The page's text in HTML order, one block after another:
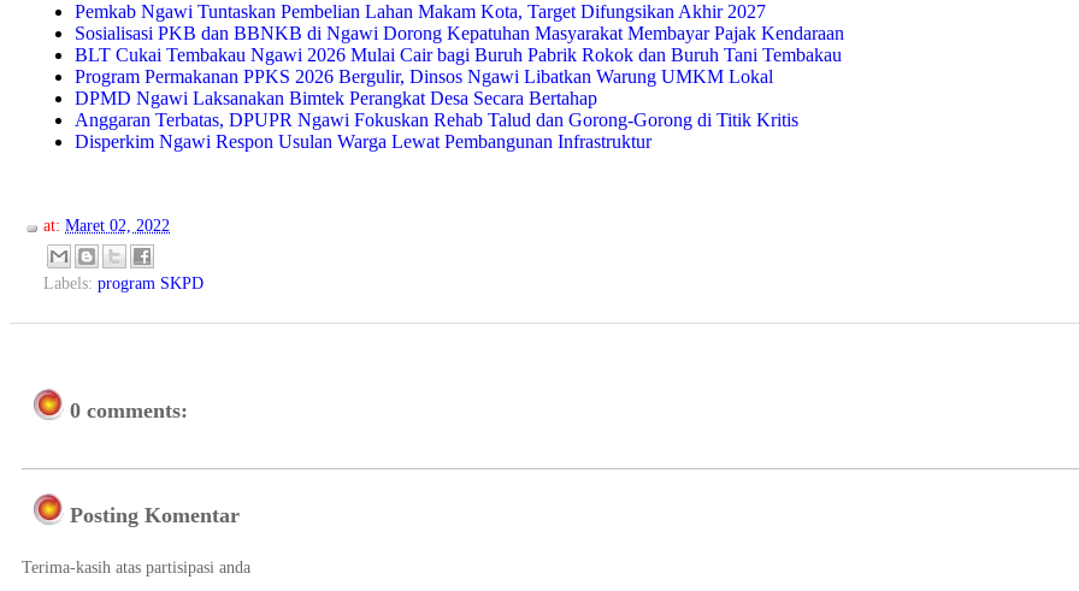
Pemkab Ngawi Tuntaskan Pembelian Lahan Makam Kota, Target Difungsikan Akhir 2027
Sosialisasi PKB dan BBNKB di Ngawi Dorong Kepatuhan Masyarakat Membayar Pajak Kendaraan
BLT Cukai Tembakau Ngawi 2026 Mulai Cair bagi Buruh Pabrik Rokok dan Buruh Tani Tembakau
Program Permakanan PPKS 2026 Bergulir, Dinsos Ngawi Libatkan Warung UMKM Lokal
DPMD Ngawi Laksanakan Bimtek Perangkat Desa Secara Bertahap
Anggaran Terbatas, DPUPR Ngawi Fokuskan Rehab Talud dan Gorong-Gorong di Titik Kritis
Disperkim Ngawi Respon Usulan Warga Lewat Pembangunan Infrastruktur
at: Maret 02, 2022
Labels: program SKPD
0 comments:
Posting Komentar
Terima-kasih atas partisipasi anda